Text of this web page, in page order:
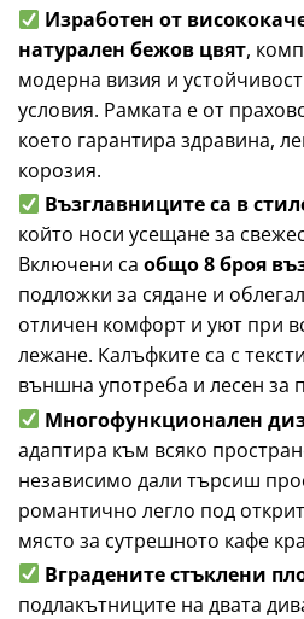
Изработен от
натурален бежов цвят,
модерна визия и
условия. Рамката е от
което гарантира здравина,
корозия.
Възглавниците са в
който носи усещане за
Включени са общо 8 броя
подложки за сядане и
отличен комфорт и уют при
лежане. Калъфките са с
външна употреба и лесен за
Многофункционален
адаптира към всяко
независимо дали търсиш
романтично легло под
място за сутрешното кафе
Вградените стъклени
подлакътниците на двата